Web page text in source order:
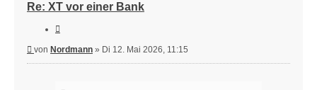
Re: XT vor einer Bank
Beitrag
von Nordmann » Di 12. Mai 2026, 11:15